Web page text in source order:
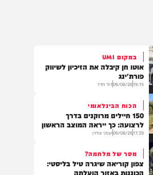
במקום UMI
אוטו חן קיבלה את הזיכיון לשיווק
פורת'ינג
19:15
06/08/26 דוד חדד
הכוח הבינלאומי
150 חיילים מרוקנים בדרך
לרצועה: כך ייראה המוצב הראשון
17:39
06/08/26יענקי גולדן